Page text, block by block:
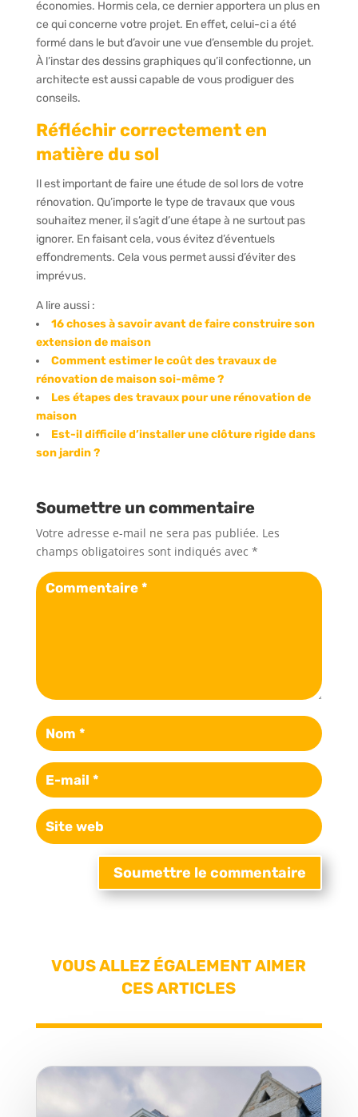
économies. Hormis cela, ce dernier apportera un plus en
ce qui concerne votre projet. En effet, celui-ci a été
formé dans le but d’avoir une vue d’ensemble du projet.
À l’instar des dessins graphiques qu’il confectionne, un
architecte est aussi capable de vous prodiguer des
conseils.
Réfléchir correctement en
matière du sol
Il est important de faire une étude de sol lors de votre
rénovation. Qu’importe le type de travaux que vous
souhaitez mener, il s’agit d’une étape à ne surtout pas
ignorer. En faisant cela, vous évitez d’éventuels
effondrements. Cela vous permet aussi d’éviter des
imprévus.
A lire aussi :
16 choses à savoir avant de faire construire son
extension de maison
Comment estimer le coût des travaux de
rénovation de maison soi-même ?
Les étapes des travaux pour une rénovation de
maison
Est-il difficile d’installer une clôture rigide dans
son jardin ?
Soumettre un commentaire
Votre adresse e-mail ne sera pas publiée. Les
champs obligatoires sont indiqués avec *
Soumettre le commentaire
VOUS ALLEZ ÉGALEMENT AIMER
CES ARTICLES